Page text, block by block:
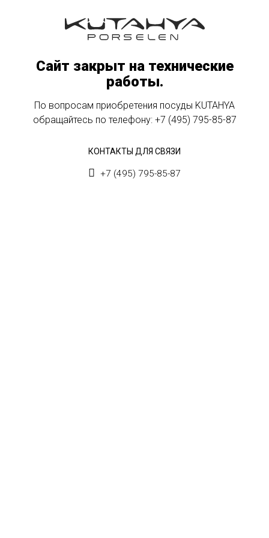
Сайт закрыт на технические
работы.
По вопросам приобретения посуды KUTAHYA
обращайтесь по телефону: +7 (495) 795-85-87
КОНТАКТЫ ДЛЯ СВЯЗИ
+7 (495) 795-85-87